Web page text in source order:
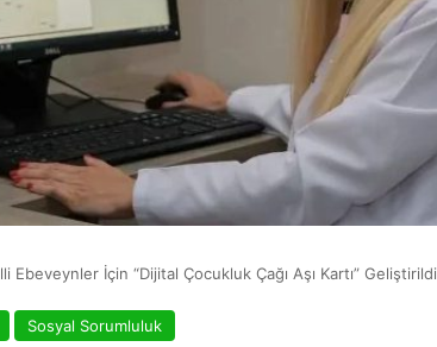
Ebeveynler İçin “Dijital Çocukluk Çağı Aşı Kartı” Geliştirildi
Sosyal Sorumluluk